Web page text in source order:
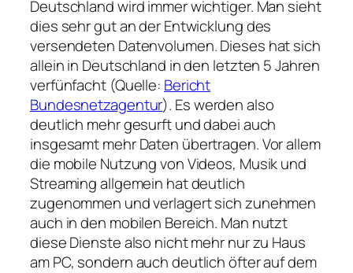
Deutschland wird immer wichtiger. Man sieht
dies sehr gut an der Entwicklung des
versendeten Datenvolumen. Dieses hat sich
allein in Deutschland in den letzten 5 Jahren
verfünfacht (Quelle: Bericht
Bundesnetzagentur). Es werden also
deutlich mehr gesurft und dabei auch
insgesamt mehr Daten übertragen. Vor allem
die mobile Nutzung von Videos, Musik und
Streaming allgemein hat deutlich
zugenommen und verlagert sich zunehmen
auch in den mobilen Bereich. Man nutzt
diese Dienste also nicht mehr nur zu Haus
am PC, sondern auch deutlich öfter auf dem